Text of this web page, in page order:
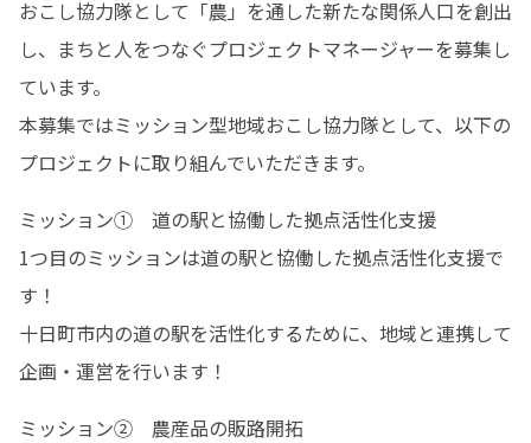
おこし協力隊として「農」を通した新たな関係人口を創出
し、まちと人をつなぐプロジェクトマネージャーを募集し
ています。
本募集ではミッション型地域おこし協力隊として、以下の
プロジェクトに取り組んでいただきます。
ミッション①　道の駅と協働した拠点活性化支援
1つ目のミッションは道の駅と協働した拠点活性化支援で
す！
十日町市内の道の駅を活性化するために、地域と連携して
企画・運営を行います！
ミッション②　農産品の販路開拓